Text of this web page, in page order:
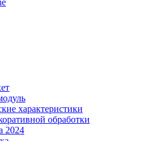
характеристики
обработки
2024